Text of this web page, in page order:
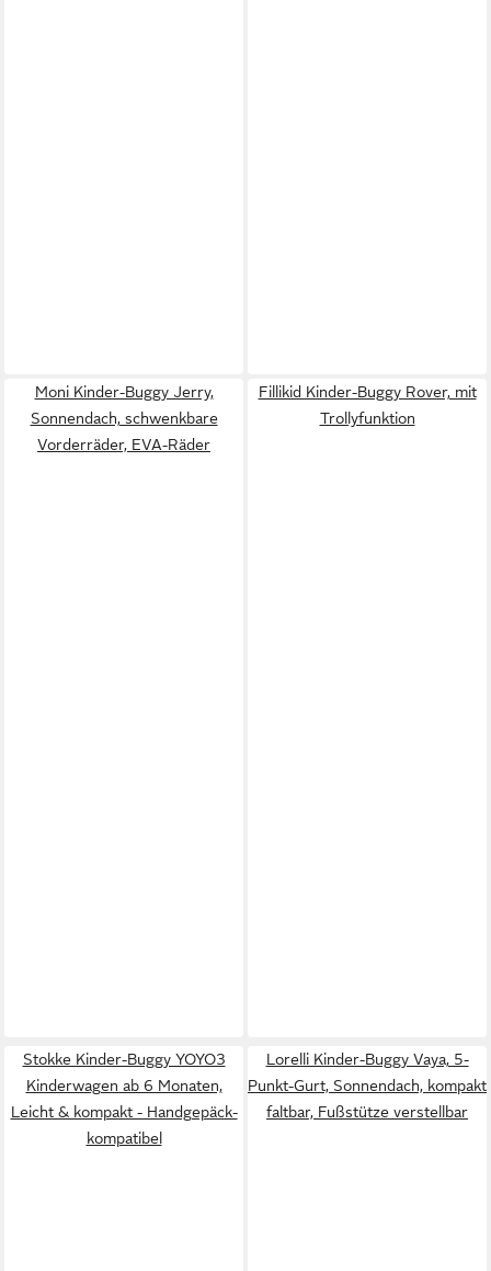
Moni Kinder-Buggy Jerry,
Sonnendach, schwenkbare
Vorderräder, EVA-Räder
Fillikid Kinder-Buggy Rover, mit
Trollyfunktion
Stokke Kinder-Buggy YOYO3
Kinderwagen ab 6 Monaten,
Leicht & kompakt - Handgepäck-
kompatibel
Lorelli Kinder-Buggy Vaya, 5-
Punkt-Gurt, Sonnendach, kompakt
faltbar, Fußstütze verstellbar